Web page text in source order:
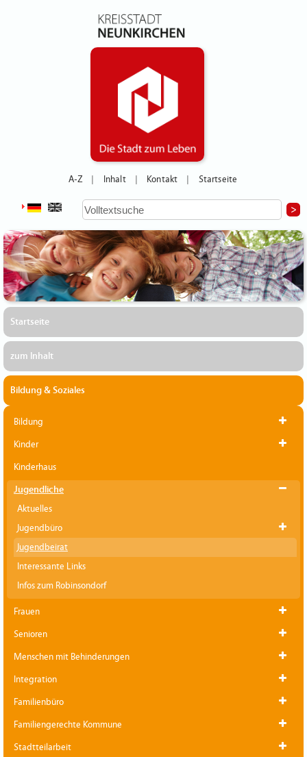
A-Z Inhalt Kontakt Startseite
Startseite
zum Inhalt
Bildung & Soziales
Bildung
Kinder
Kinderhaus
Jugendliche
Aktuelles
Jugendbüro
Jugendbeirat
Interessante Links
Infos zum Robinsondorf
Frauen
Senioren
Menschen mit Behinderungen
Integration
Familienbüro
Familiengerechte Kommune
Stadtteilarbeit